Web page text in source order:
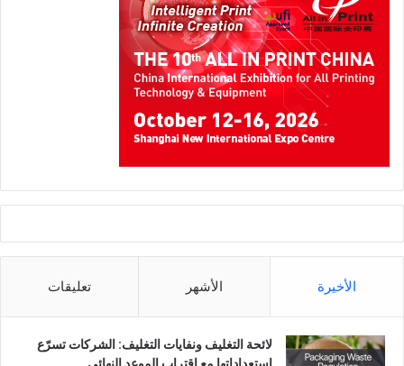
وفي المقابل، تركزKonica Minoltaعلى الانتقال من الضجيج
ذلك من خلال توظيف خوارزميات متقدمة لمراقبة المتغيرات
التعقيد، والتحقق من أداء أنظمة مخرجات الطباعة في الوقت
الفعلي.
الأخيرة الأشهر تعليقات
لائحة التغليف ونفايات التغليف: الشركات تسرّع